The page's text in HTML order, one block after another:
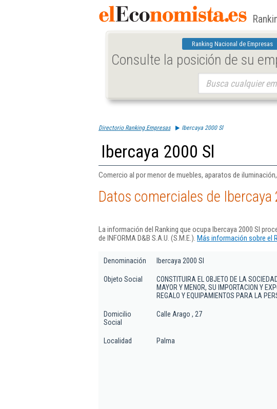
Ranking Nacional de Empresas
Consulte la posición de su
Directorio Ranking Empresas Ibercaya 2000 Sl
Ibercaya 2000 Sl
Comercio al por menor de muebles, aparatos de
Datos comerciales de Ibercaya
La información del Ranking que ocupa Ibercaya 2000 Sl
de INFORMA D&B S.A.U. (S.M.E.). Más información sobre el
Denominación Ibercaya 2000 Sl
Objeto Social
CONSTITUIRA EL OBJETO DE LA
MAYOR Y MENOR, SU IMPORTACION Y
REGALO Y EQUIPAMIENTOS PARA LA
Domicilio
Social
Calle Arago , 27
Localidad Palma